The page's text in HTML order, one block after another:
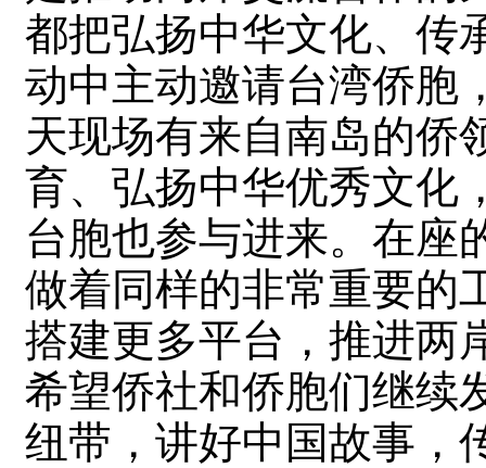
都把弘扬中华文化、传
动中主动邀请台湾侨胞
天现场有来自南岛的侨
育、弘扬中华优秀文化
台胞也参与进来。在座
做着同样的非常重要的
搭建更多平台，推进两
希望侨社和侨胞们继续
纽带，讲好中国故事，